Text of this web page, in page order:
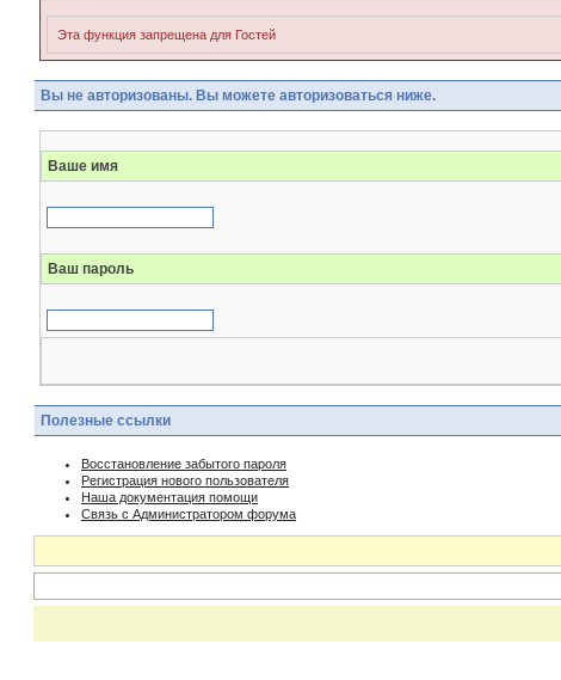
Эта функция запрещена для Гостей
Вы не авторизованы. Вы можете авторизоваться ниже.
Ваше имя
Ваш пароль
Полезные ссылки
Восстановление забытого пароля
Регистрация нового пользователя
Наша документация помощи
Связь с Администратором форума